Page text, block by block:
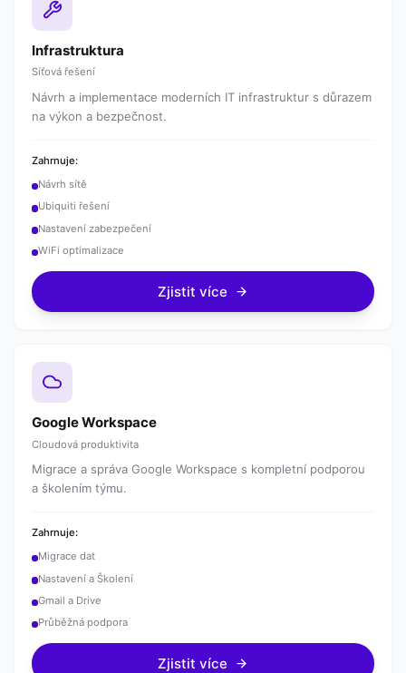
Infrastruktura
Síťová řešení
Návrh a implementace moderních IT infrastruktur s důrazem
na výkon a bezpečnost.
Zahrnuje:
Návrh sítě
Ubiquiti řešení
Nastavení zabezpečení
WiFi optimalizace
Zjistit více
Google Workspace
Cloudová produktivita
Migrace a správa Google Workspace s kompletní podporou
a školením týmu.
Zahrnuje:
Migrace dat
Nastavení a Školení
Gmail a Drive
Průběžná podpora
Zjistit více